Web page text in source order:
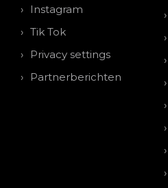
Instagram
Tik Tok
Privacy settings
Partnerberichten